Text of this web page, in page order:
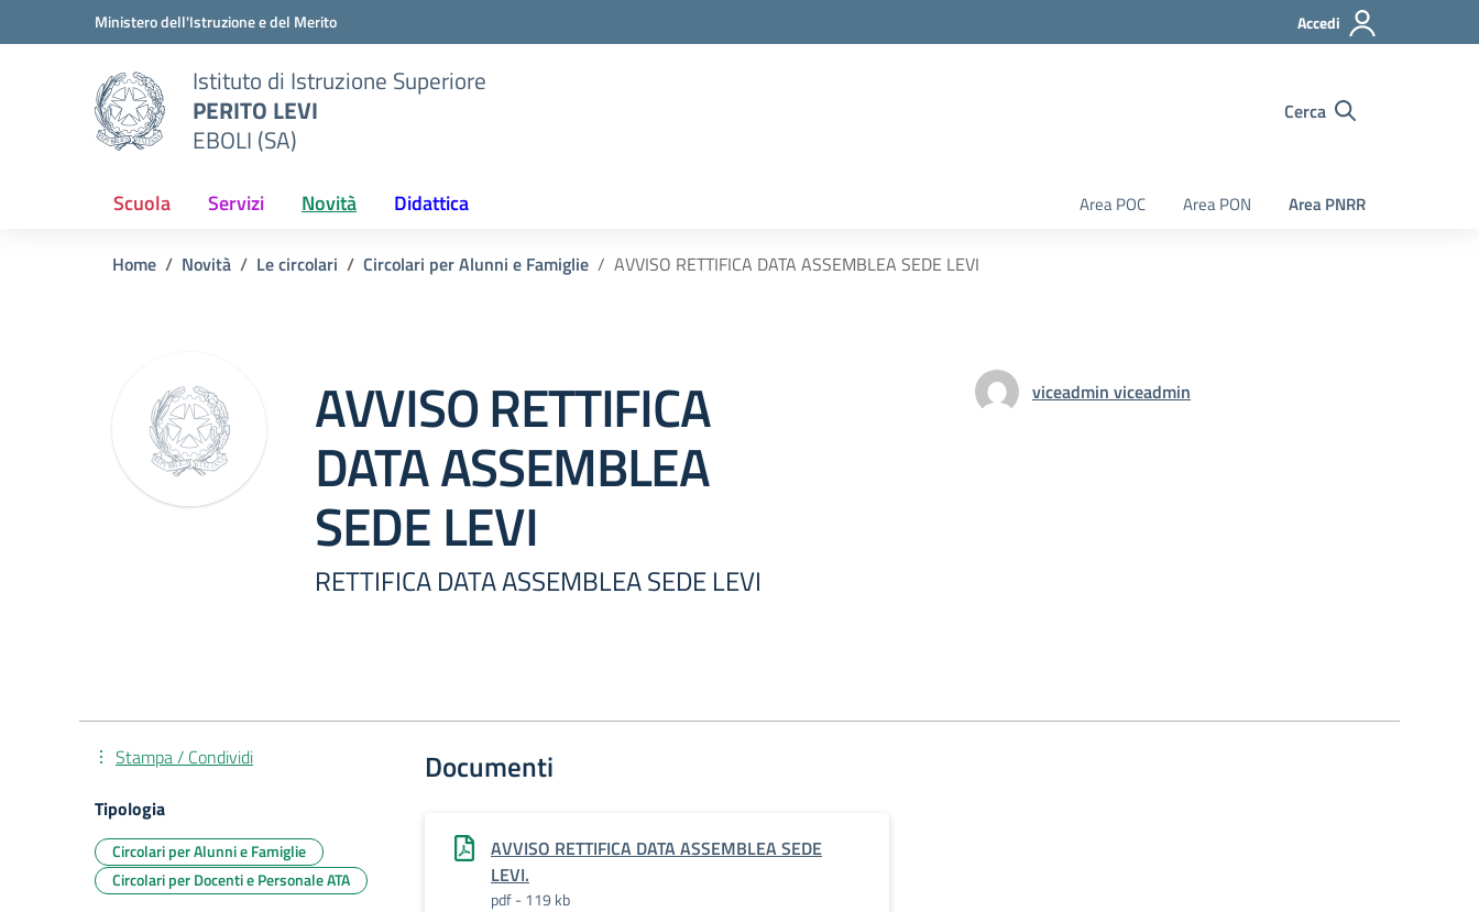
Vai ai contenuti
Vai al menu di navigazioneMinistero dell'Istruzione e del Merito Accedi
Istituto di Istruzione Superiore
PERITO LEVI
EBOLI (SA)
Cerca
Scuola Servizi Novità Didattica Area POC Area PON Area PNRR
Home Novità Le circolari Circolari per Alunni e Famiglie AVVISO RETTIFICA DATA ASSEMBLEA SEDE LEVI
AVVISO RETTIFICA
DATA ASSEMBLEA
SEDE LEVI
RETTIFICA DATA ASSEMBLEA SEDE LEVI
viceadmin viceadmin
Documenti
AVVISO RETTIFICA DATA ASSEMBLEA SEDE
LEVI.
pdf - 119 kb
Stampa / Condividi
Tipologia
Circolari per Alunni e Famiglie
Circolari per Docenti e Personale ATA